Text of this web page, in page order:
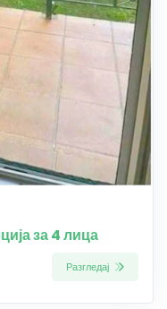
за 4 лица
Разгледај